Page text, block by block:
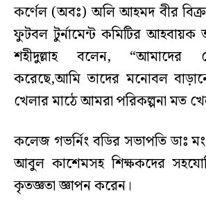
কর্ণেল (অবঃ) অলি আহমদ বীর
ফুটবল টুর্নামেন্ট কমিটির আহবায়ক
শহীদুল্লাহ বলেন, “আমাদের
করেছে,আমি তাদের মনোবল
খেলার মাঠে আমরা পরিকল্পনা মত
কলেজ গভর্নিং বডির সভাপতি ডাঃ
আবুল কাশেমসহ শিক্ষকদের
কৃতজ্ঞতা জ্ঞাপন করেন।